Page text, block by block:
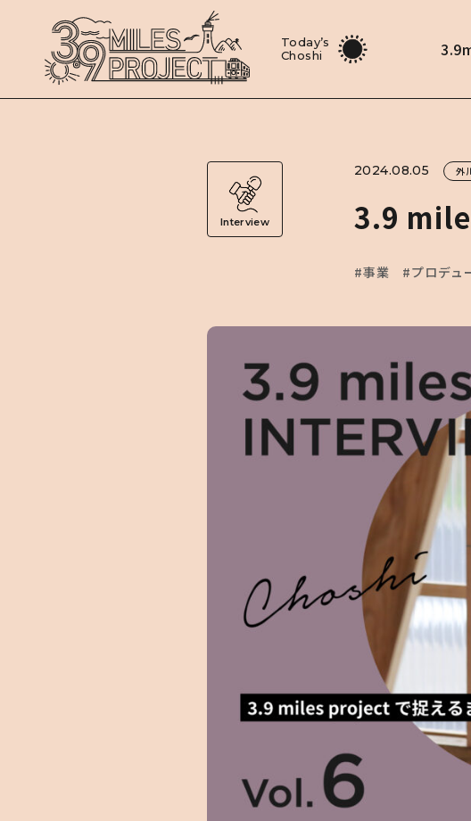
Today’s
Choshi
Interview
2024.08.05 外
3.9
#事業 #プロデュ